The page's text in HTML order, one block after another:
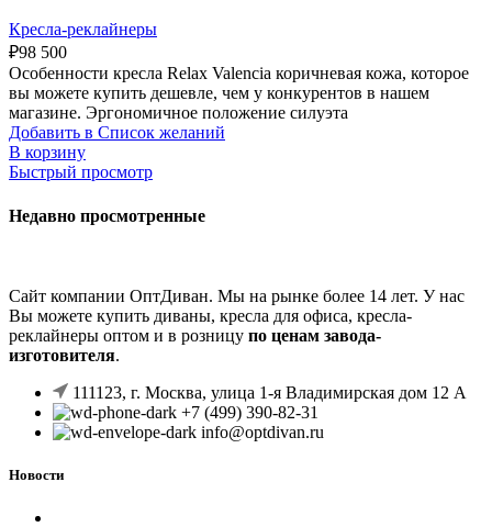
Кресла-реклайнеры
₽98 500
Особенности кресла Relax Valencia коричневая кожа, которое
вы можете купить дешевле, чем у конкурентов в нашем
магазине. Эргономичное положение силуэта
Добавить в Список желаний
В корзину
Быстрый просмотр
Недавно просмотренные
Сайт компании ОптДиван. Мы на рынке более 14 лет. У нас
Вы можете купить диваны, кресла для офиса, кресла-
реклайнеры оптом и в розницу по ценам завода-
изготовителя.
111123, г. Москва, улица 1-я Владимирская дом 12 А
+7 (499) 390-82-31
info@optdivan.ru
Новости